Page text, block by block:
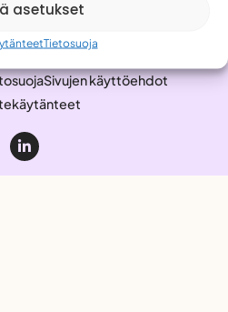
asetukset
Tietosuoja
Sivujen käyttöehdot